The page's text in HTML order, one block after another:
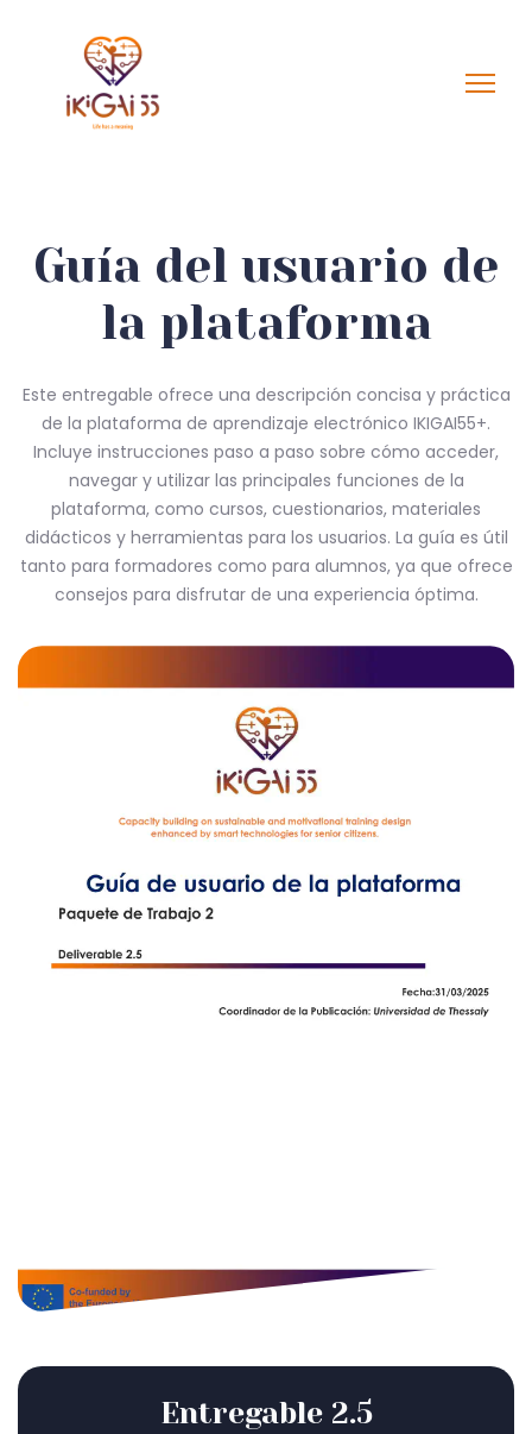
Guía del usuario de
la plataforma
Este entregable ofrece una descripción concisa y práctica
de la plataforma de aprendizaje electrónico IKIGAI55+.
Incluye instrucciones paso a paso sobre cómo acceder,
navegar y utilizar las principales funciones de la
plataforma, como cursos, cuestionarios, materiales
didácticos y herramientas para los usuarios. La guía es útil
tanto para formadores como para alumnos, ya que ofrece
consejos para disfrutar de una experiencia óptima.
Entregable 2.5